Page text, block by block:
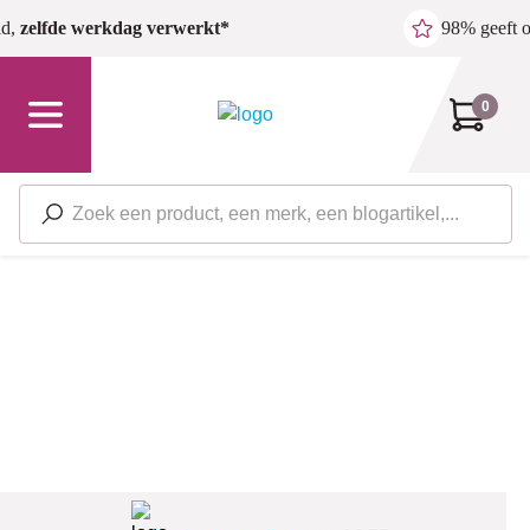
Ga naar de hoofdinhoud
zelfde werkdag verwerkt* 98% geeft
0